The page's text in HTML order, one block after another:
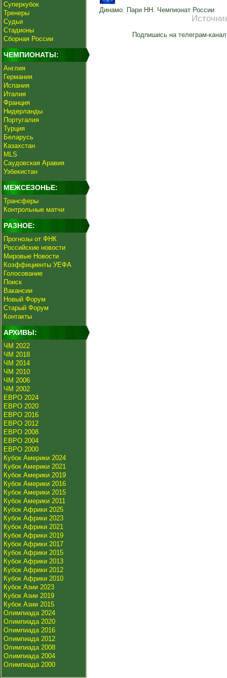
Суперкубок
Тренеры
Судьи
Стадионы
Сборная России
ЧЕМПИОНАТЫ:
Англия
Германия
Испания
Италия
Франция
Нидерланды
Португалия
Турция
Беларусь
Казахстан
MLS
Саудовская Аравия
Узбекистан
МЕЖСЕЗОНЬЕ:
Трансферы
Контрольные матчи
РАЗНОЕ:
Прогнозы от ФНК
Российские новости
Мировые Новости
Коэффициенты УЕФА
Голосование
Поиск
Вакансии
Новый Форум
Старый Форум
Контакты
АРХИВЫ:
ЧМ 2022
ЧМ 2018
ЧМ 2014
ЧМ 2010
ЧМ 2006
ЧМ 2002
ЕВРО 2024
ЕВРО 2020
ЕВРО 2016
ЕВРО 2012
ЕВРО 2008
ЕВРО 2004
ЕВРО 2000
Кубок Америки 2024
Кубок Америки 2021
Кубок Америки 2019
Кубок Америки 2016
Кубок Америки 2015
Кубок Америки 2011
Кубок Африки 2025
Кубок Африки 2023
Кубок Африки 2021
Кубок Африки 2019
Кубок Африки 2017
Кубок Африки 2015
Кубок Африки 2013
Кубок Африки 2012
Кубок Африки 2010
Кубок Азии 2023
Кубок Азии 2019
Кубок Азии 2015
Олимпиада 2024
Олимпиада 2020
Олимпиада 2016
Олимпиада 2012
Олимпиада 2008
Олимпиада 2004
Олимпиада 2000
Динамо, Пари НН , Чемпионат России
Подпишись на телеграм-